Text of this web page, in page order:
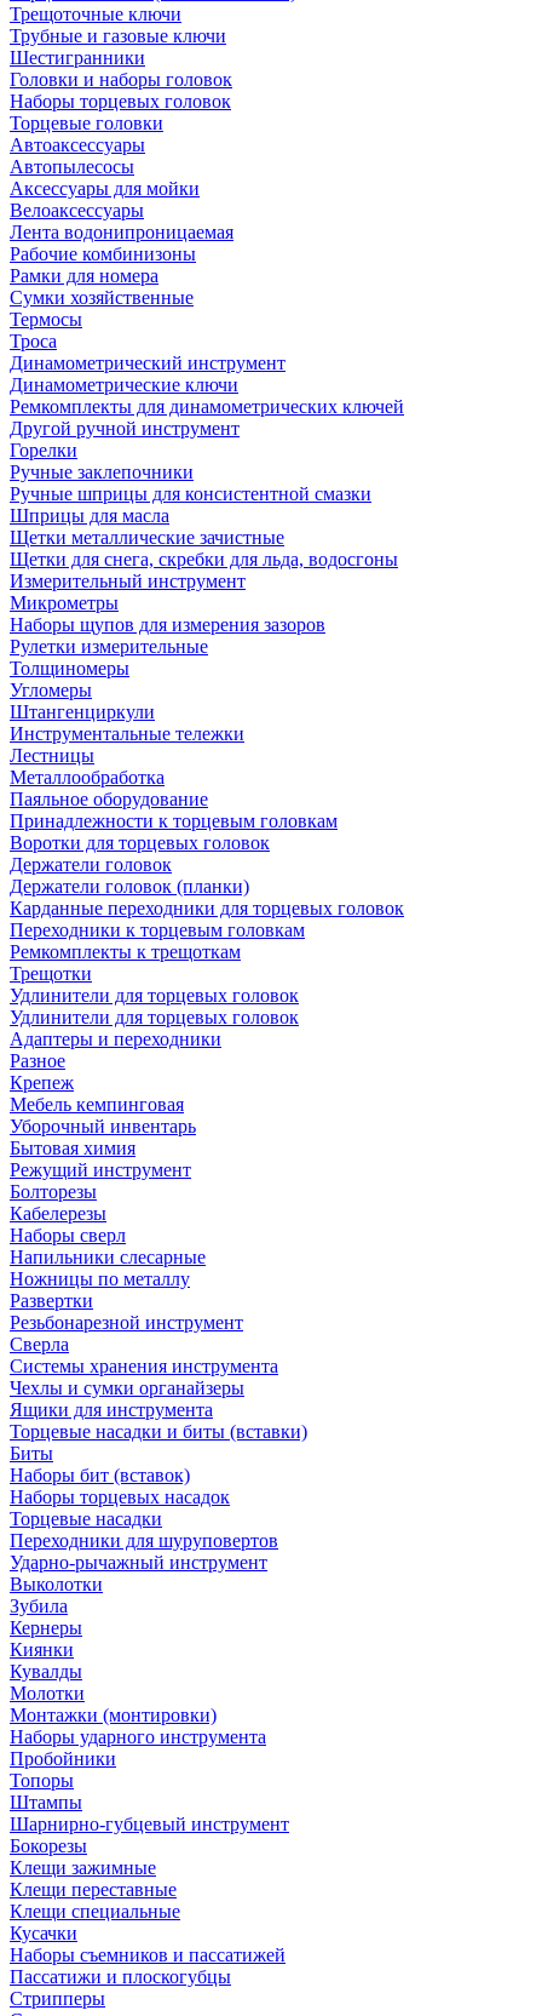
Трещоточные ключи
Трубные и газовые ключи
Шестигранники
Головки и наборы головок
Наборы торцевых головок
Торцевые головки
Автоаксессуары
Автопылесосы
Аксессуары для мойки
Велоаксессуары
Лента водонипроницаемая
Рабочие комбинизоны
Рамки для номера
Сумки хозяйственные
Термосы
Троса
Динамометрический инструмент
Динамометрические ключи
Ремкомплекты для динамометрических ключей
Другой ручной инструмент
Горелки
Ручные заклепочники
Ручные шприцы для консистентной смазки
Шприцы для масла
Щетки металлические зачистные
Щетки для снега, скребки для льда, водосгоны
Измерительный инструмент
Микрометры
Наборы щупов для измерения зазоров
Рулетки измерительные
Толщиномеры
Угломеры
Штангенциркули
Инструментальные тележки
Лестницы
Металлообработка
Паяльное оборудование
Принадлежности к торцевым головкам
Воротки для торцевых головок
Держатели головок
Держатели головок (планки)
Карданные переходники для торцевых головок
Переходники к торцевым головкам
Ремкомплекты к трещоткам
Трещотки
Удлинители для торцевых головок
Удлинители для торцевых головок
Адаптеры и переходники
Разное
Крепеж
Мебель кемпинговая
Уборочный инвентарь
Бытовая химия
Режущий инструмент
Болторезы
Кабелерезы
Наборы сверл
Напильники слесарные
Ножницы по металлу
Развертки
Резьбонарезной инструмент
Сверла
Системы хранения инструмента
Чехлы и сумки органайзеры
Ящики для инструмента
Торцевые насадки и биты (вставки)
Биты
Наборы бит (вставок)
Наборы торцевых насадок
Торцевые насадки
Переходники для шуруповертов
Ударно-рычажный инструмент
Выколотки
Зубила
Кернеры
Киянки
Кувалды
Молотки
Монтажки (монтировки)
Наборы ударного инструмента
Пробойники
Топоры
Штампы
Шарнирно-губцевый инструмент
Бокорезы
Клещи зажимные
Клещи переставные
Клещи специальные
Кусачки
Наборы съемников и пассатижей
Пассатижи и плоскогубцы
Стрипперы